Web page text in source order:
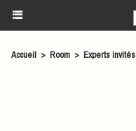
Accueil > Room > Experts invités